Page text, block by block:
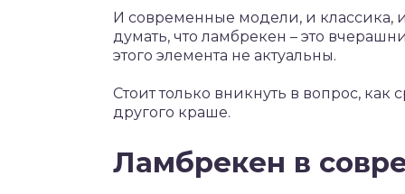
И современные модели, и классика,
думать, что ламбрекен – это
этого элемента не актуальны.
Стоит только вникнуть в вопрос, как
другого краше.
Ламбрекен в